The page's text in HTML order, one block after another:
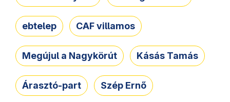
ebtelep CAF villamos
Megújul a Nagykörút Kásás Tamás
Árasztó-part Szép Ernő